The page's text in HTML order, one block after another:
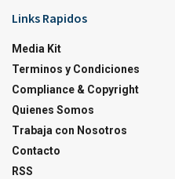
Links Rapidos
Media Kit
Terminos y Condiciones
Compliance & Copyright
Quienes Somos
Trabaja con Nosotros
Contacto
RSS